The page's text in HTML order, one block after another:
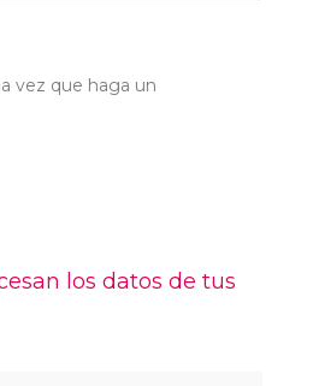
vez que haga un
los datos de tus